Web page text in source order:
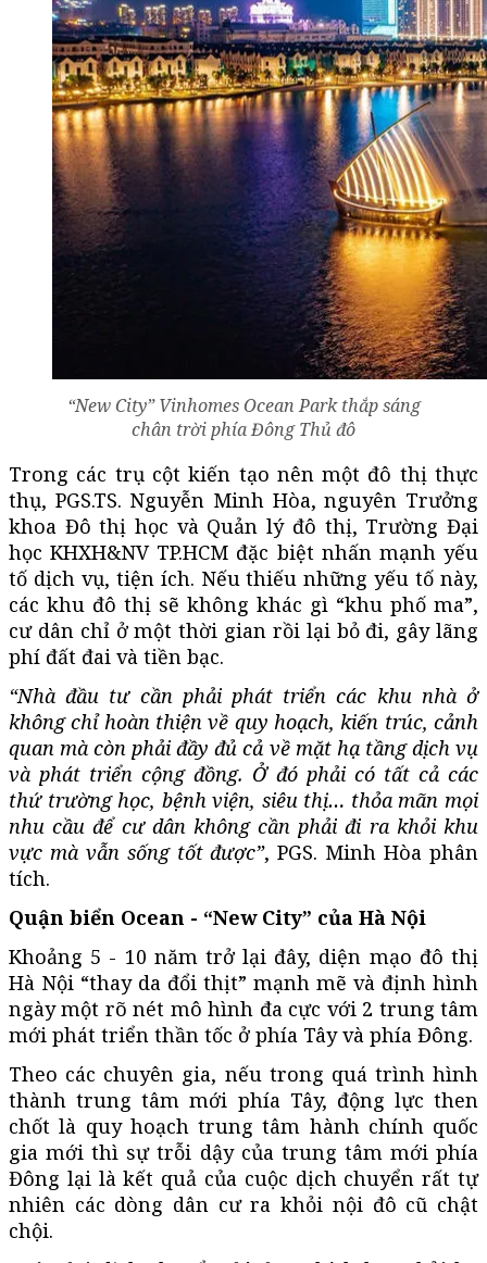
“New City” Vinhomes Ocean Park thắp sáng
chân trời phía Đông Thủ đô
Trong các trụ cột kiến tạo nên một đô thị thực
thụ, PGS.TS. Nguyễn Minh Hòa, nguyên Trưởng
khoa Đô thị học và Quản lý đô thị, Trường Đại
học KHXH&NV TP.HCM đặc biệt nhấn mạnh yếu
tố dịch vụ, tiện ích. Nếu thiếu những yếu tố này,
các khu đô thị sẽ không khác gì “khu phố ma”,
cư dân chỉ ở một thời gian rồi lại bỏ đi, gây lãng
phí đất đai và tiền bạc.
“Nhà đầu tư cần phải phát triển các khu nhà ở
không chỉ hoàn thiện về quy hoạch, kiến trúc, cảnh
quan mà còn phải đầy đủ cả về mặt hạ tầng dịch vụ
và phát triển cộng đồng. Ở đó phải có tất cả các
thứ trường học, bệnh viện, siêu thị… thỏa mãn mọi
nhu cầu để cư dân không cần phải đi ra khỏi khu
vực mà vẫn sống tốt được”, PGS. Minh Hòa phân
tích.
Quận biển Ocean - “New City” của Hà Nội
Khoảng 5 - 10 năm trở lại đây, diện mạo đô thị
Hà Nội “thay da đổi thịt” mạnh mẽ và định hình
ngày một rõ nét mô hình đa cực với 2 trung tâm
mới phát triển thần tốc ở phía Tây và phía Đông.
Theo các chuyên gia, nếu trong quá trình hình
thành trung tâm mới phía Tây, động lực then
chốt là quy hoạch trung tâm hành chính quốc
gia mới thì sự trỗi dậy của trung tâm mới phía
Đông lại là kết quả của cuộc dịch chuyển rất tự
nhiên các dòng dân cư ra khỏi nội đô cũ chật
chội.